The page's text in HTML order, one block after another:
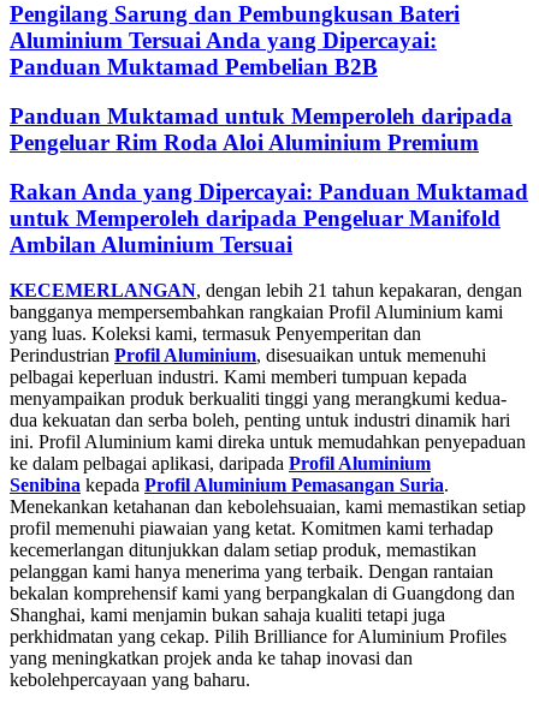
Pengilang Sarung dan Pembungkusan Bateri
Aluminium Tersuai Anda yang Dipercayai:
Panduan Muktamad Pembelian B2B
Panduan Muktamad untuk Memperoleh daripada
Pengeluar Rim Roda Aloi Aluminium Premium
Rakan Anda yang Dipercayai: Panduan Muktamad
untuk Memperoleh daripada Pengeluar Manifold
Ambilan Aluminium Tersuai
KECEMERLANGAN, dengan lebih 21 tahun kepakaran, dengan
bangganya mempersembahkan rangkaian Profil Aluminium kami
yang luas. Koleksi kami, termasuk Penyemperitan dan
Perindustrian Profil Aluminium, disesuaikan untuk memenuhi
pelbagai keperluan industri. Kami memberi tumpuan kepada
menyampaikan produk berkualiti tinggi yang merangkumi kedua-
dua kekuatan dan serba boleh, penting untuk industri dinamik hari
ini. Profil Aluminium kami direka untuk memudahkan penyepaduan
ke dalam pelbagai aplikasi, daripada Profil Aluminium
Senibina kepada Profil Aluminium Pemasangan Suria.
Menekankan ketahanan dan kebolehsuaian, kami memastikan setiap
profil memenuhi piawaian yang ketat. Komitmen kami terhadap
kecemerlangan ditunjukkan dalam setiap produk, memastikan
pelanggan kami hanya menerima yang terbaik. Dengan rantaian
bekalan komprehensif kami yang berpangkalan di Guangdong dan
Shanghai, kami menjamin bukan sahaja kualiti tetapi juga
perkhidmatan yang cekap. Pilih Brilliance for Aluminium Profiles
yang meningkatkan projek anda ke tahap inovasi dan
kebolehpercayaan yang baharu.